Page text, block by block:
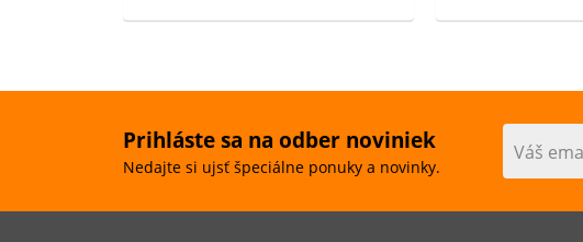
Prihláste sa na odber noviniek
Nedajte si ujsť špeciálne ponuky a novinky.
Váš